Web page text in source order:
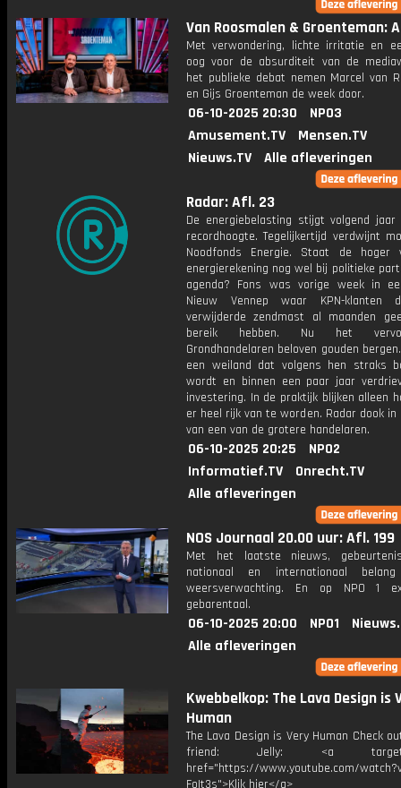
Van Roosmalen & Groenteman:
Met verwondering, lichte irritatie en
oog voor de absurditeit van de
het publieke debat nemen Marcel van
en Gijs Groenteman de week door.
06-10-2025 20:30
NPO3
Amusement.TV
Mensen.TV
Nieuws.TV
Alle afleveringen
Radar: Afl. 23
De energiebelasting stijgt volgend
recordhoogte. Tegelijkertijd verdwijnt
Noodfonds Energie. Staat de hoger
energierekening nog wel bij politieke
agenda? Fons was vorige week in
Nieuw Vennep waar KPN-klanten
verwijderde zendmast al maanden
bereik hebben. Nu het
Grondhandelaren beloven gouden
een weiland dat volgens hen straks
wordt en binnen een paar jaar
investering. In de praktijk blijken alleen
er heel rijk van te worden. Radar dook in
van een van de grotere handelaren.
06-10-2025 20:25
NPO2
Informatief.TV
Onrecht.TV
Alle afleveringen
NOS Journaal 20.00 uur: Afl. 199
Met het laatste nieuws,
nationaal en internationaal
weersverwachting. En op NPO 1
gebarentaal.
06-10-2025 20:00 NPO1
Alle afleveringen
Kwebbelkop: The Lava Design is
Human
The Lava Design is Very Human Check
friend: Jelly: <a
href="https://www.youtube.com/
FoIt3s">Klik hier</a>